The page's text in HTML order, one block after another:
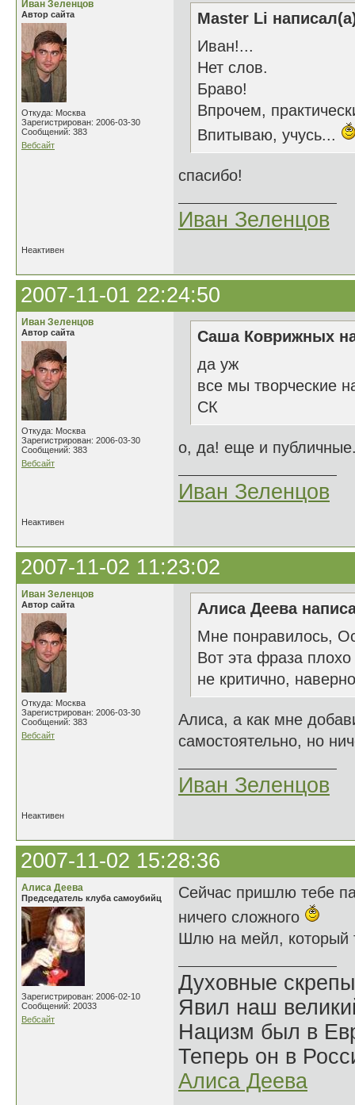
Иван Зеленцов
Автор сайта
Откуда: Москва
Зарегистрирован: 2006-03-30
Сообщений: 383
Вебсайт
Master Li
Иван!...
Нет слов.
Браво!
Впрочем,
Впитываю, учусь...
спасибо!
Иван Зеленцов
Неактивен
2007-11-01 22:24:50
Иван Зеленцов
Автор сайта
Откуда: Москва
Зарегистрирован: 2006-03-30
Сообщений: 383
Вебсайт
Саша Коврижных
да уж
все мы творческие
СК
о, да! еще и
Иван Зеленцов
Неактивен
2007-11-02 11:23:02
Иван Зеленцов
Автор сайта
Откуда: Москва
Зарегистрирован: 2006-03-30
Сообщений: 383
Вебсайт
Алиса Деева
Мне понравилось,
Вот эта фраза
не критично,
Алиса, а как мне
самостоятельно, но
Иван Зеленцов
Неактивен
2007-11-02 15:28:36
Алиса Деева
Председатель клуба самоубийц
Зарегистрирован: 2006-02-10
Сообщений: 20033
Вебсайт
Сейчас пришлю тебе
ничего сложного
Шлю на мейл, который
Духовные
Явил наш
Нацизм был в
Теперь он в
Алиса Деева